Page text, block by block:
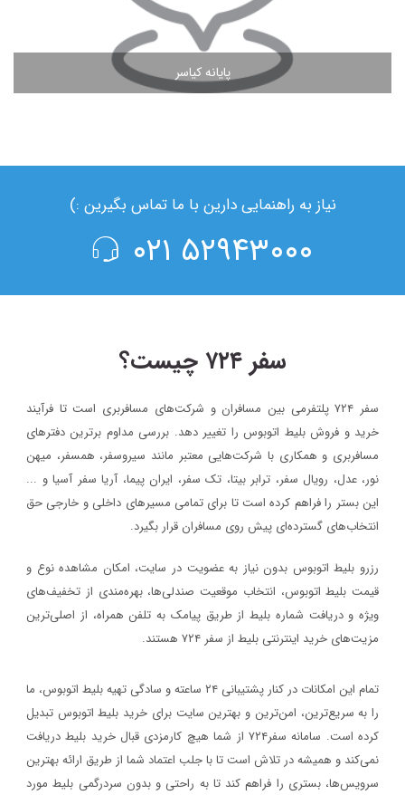
پایانه کیاسر
مشاهده ادامه مطلب
نیاز به راهنمایی دارین با ما تماس بگیرین :)
۵۲۹۴۳۰۰۰ ۰۲۱
سفر ۷۲۴ چیست؟
سفر ۷۲۴ پلتفرمی بین مسافران و شرکت‌های مسافربری است تا فرآیند
خرید و فروش بلیط اتوبوس را تغییر دهد. بررسی مداوم برترین دفترهای
مسافربری و همکاری با شرکت‌هایی معتبر مانند سیروسفر، همسفر، میهن‌
نور، عدل، رویال سفر، ترابر بیتا، تک سفر، ایران پیما، آریا سفر آسیا و ...
این بستر را فراهم کرده است تا برای تمامی مسیرهای داخلی و خارجی حق
انتخاب‌های گسترده‌ای پیش روی مسافران قرار بگیرد.
رزرو بلیط اتوبوس بدون نیاز به عضویت در سایت، امکان مشاهده نوع و
قیمت بلیط اتوبوس، انتخاب موقعیت صندلی‌ها، بهره‌مندی از تخفیف‌های
ویژه و دریافت شماره‌ بلیط از طریق پیامک به تلفن همراه، از اصلی‌ترین
مزیت‌های خرید اینترنتی بلیط از سفر ۷۲۴ هستند.
تمام این امکانات در کنار پشتیبانی‌ ۲۴ ساعته و سادگی تهیه بلیط اتوبوس، ما
را به سریع‌ترین، امن‌ترین و بهترین سایت برای خرید بلیط اتوبوس تبدیل
کرده است. سامانه سفر۷۲۴ از شما هیچ کارمزدی قبال خرید بلیط دریافت
نمی‌کند و همیشه در تلاش است تا با جلب اعتماد شما از طریق ارائه بهترین
سرویس‌ها، بستری را فراهم کند تا به راحتی و بدون سردرگمی بلیط مورد